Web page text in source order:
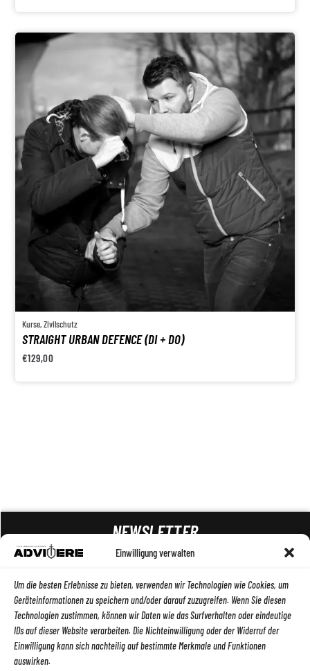
Einwilligung verwalten
Um die besten Erlebnisse zu bieten, verwenden wir Technologien wie Cookies, um
Geräteinformationen zu speichern und/oder darauf zuzugreifen. Wenn Sie diesen
Technologien zustimmen, können wir Daten wie das Surfverhalten oder eindeutige
IDs auf dieser Website verarbeiten. Die Nichteinwilligung oder der Widerruf der
Einwilligung kann sich nachteilig auf bestimmte Merkmale und Funktionen
auswirken.
Kurse,Zivilschutz
STRAIGHT URBAN DEFENCE (DI + DO)
€129,00
NEWSLETTER